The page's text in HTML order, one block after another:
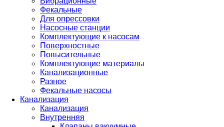
Фекальные
Для опрессовки
Насосные станции
Комплектующие к насосам
Поверхностные
Повысительные
Комплектующие материалы
Канализационные
Разное
Фекальные насосы
Канализация
Канализация
Внутренняя